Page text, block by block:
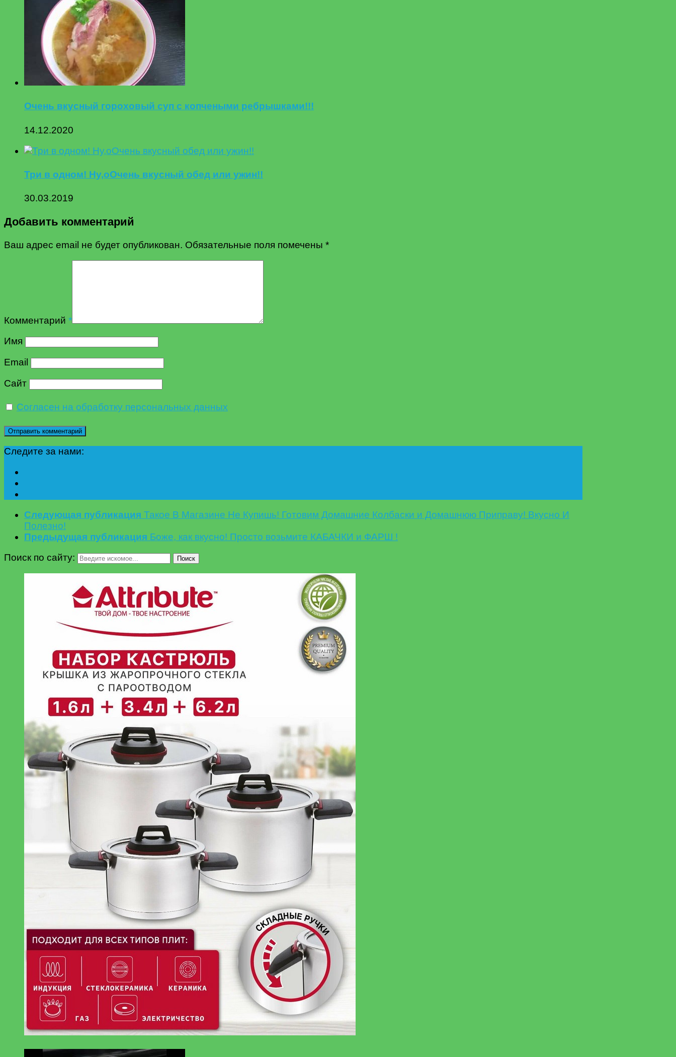
Очень вкусный гороховый суп с копчеными ребрышками!!!
14.12.2020
Три в одном! Ну,оОчень вкусный обед или ужин!!
30.03.2019
Добавить комментарий
Ваш адрес email не будет опубликован. Обязательные поля помечены *
Комментарий *
Имя
Email
Сайт
Согласен на обработку персональных данных
Следите за нами:
Следующая публикация Такое В Магазине Не Купишь! Готовим Домашние Колбаски и Домашнюю Приправу! Вкусно И
Полезно!
Предыдущая публикация Боже, как вкусно! Просто возьмите КАБАЧКИ и ФАРШ !
Поиск по сайту:
Поиск